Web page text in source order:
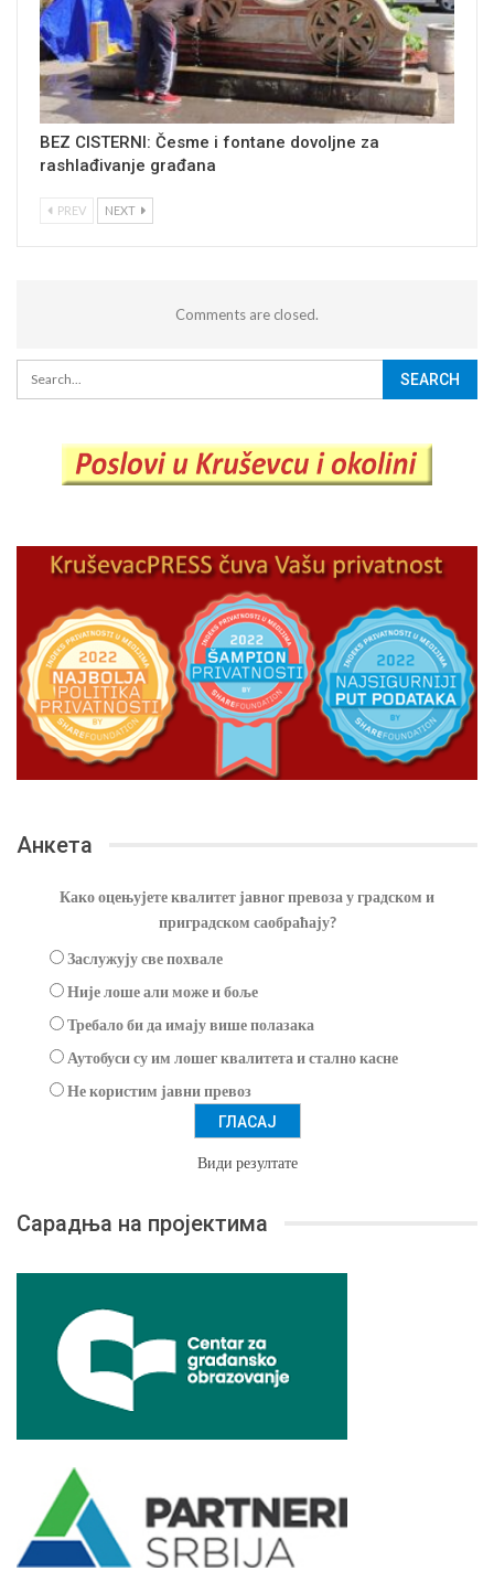
BEZ CISTERNI: Česme i fontane dovoljne za
rashlađivanje građana
PREV NEXT
Comments are closed.
Анкета
Како оцењујете квалитет јавног превоза у градском и
приградском саобраћају?
Заслужују све похвале
Није лоше али може и боље
Требало би да имају више полазака
Аутобуси су им лошег квалитета и стално касне
Не користим јавни превоз
Види резултате
Сарадња на пројектима